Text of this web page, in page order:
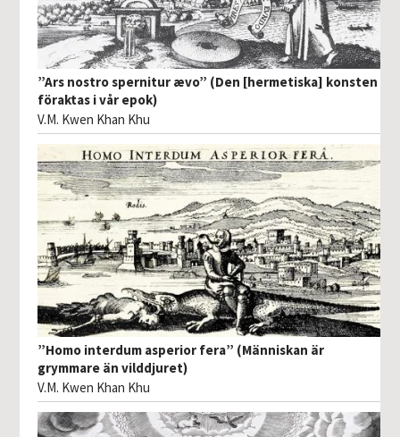
”Ars nostro spernitur ævo” (Den [hermetiska] konsten
föraktas i vår epok)
V.M. Kwen Khan Khu
”Homo interdum asperior fera” (Människan är
grymmare än vilddjuret)
V.M. Kwen Khan Khu